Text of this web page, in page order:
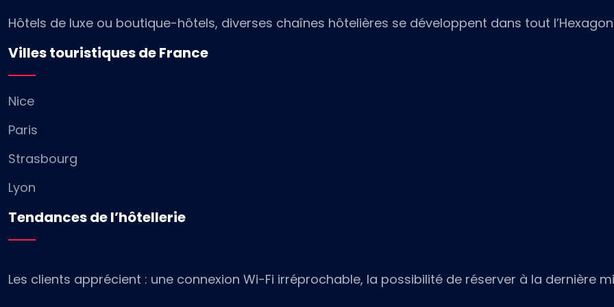
Hôtels de luxe ou boutique-hôtels, diverses chaînes hôtelières se développent dans tout
Villes touristiques de France
Nice
Paris
Strasbourg
Lyon
Tendances de l’hôtellerie
Les clients apprécient : une connexion Wi-Fi irréprochable, la possibilité de réserver à la dernière